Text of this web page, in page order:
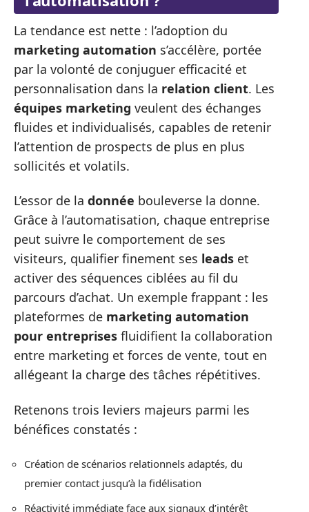
La tendance est nette : l’adoption du
marketing automation s’accélère, portée
par la volonté de conjuguer efficacité et
personnalisation dans la relation client. Les
équipes marketing veulent des échanges
fluides et individualisés, capables de retenir
l’attention de prospects de plus en plus
sollicités et volatils.
L’essor de la donnée bouleverse la donne.
Grâce à l’automatisation, chaque entreprise
peut suivre le comportement de ses
visiteurs, qualifier finement ses leads et
activer des séquences ciblées au fil du
parcours d’achat. Un exemple frappant : les
plateformes de marketing automation
pour entreprises fluidifient la collaboration
entre marketing et forces de vente, tout en
allégeant la charge des tâches répétitives.
Retenons trois leviers majeurs parmi les
bénéfices constatés :
Création de scénarios relationnels adaptés, du
premier contact jusqu’à la fidélisation
Réactivité immédiate face aux signaux d’intérêt